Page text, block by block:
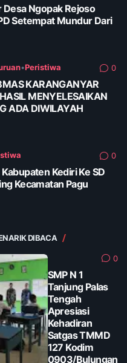
Desa Ngopak Rejoso
Setempat Mundur Dari
•Peristiwa 0
KARANGANYAR
MENYELESAIKAN
ADA DIWILAYAH
0
Kediri Ke SD
Kecamatan Pagu
DIBACA
0
SMP N 1
Tanjung Palas
Tengah
Apresiasi
Kehadiran
Satgas TMMD
127 Kodim
0903/Bulungan